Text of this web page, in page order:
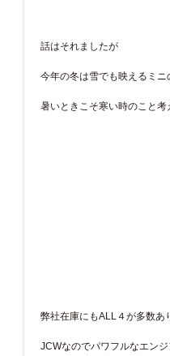
話はそれましたが
今年の冬は雪でも映えるミ
暑いときこそ寒い時のこと考
弊社在庫にもALL４が多数あ
JCWなのでパワフルなエン